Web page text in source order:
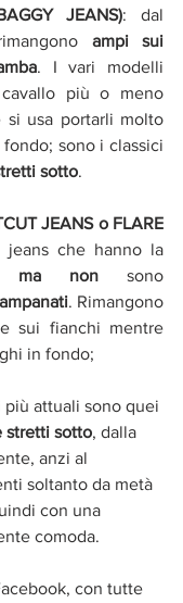
JEANS)
ampi sui
. I vari modelli
più o meno
si usa portarli molto
sotto.
JEANS o FLARE
ma non
. Rimangono
sui fianchi mentre
in fondo;
più attuali sono quei
stretti sotto, dalla
anzi al
soltanto da metà
con una
comoda.
con tutte